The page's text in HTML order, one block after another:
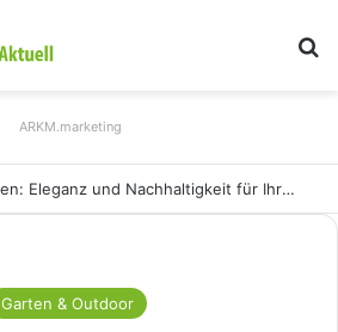
ARKM.marketing
Holz Pendelleuchten: Eleganz und Nachhaltigkeit für Ihr Zuhause
Garten & Outdoor